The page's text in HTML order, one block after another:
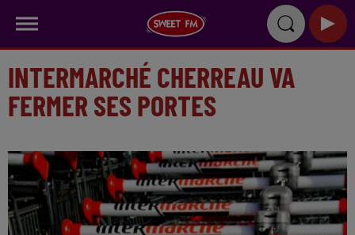
INTERMARCHÉ CHERREAU VA
FERMER SES PORTES